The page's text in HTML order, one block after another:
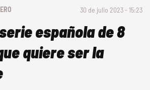
30 de julio 2023 - 15:23
española de 8
quiere ser la